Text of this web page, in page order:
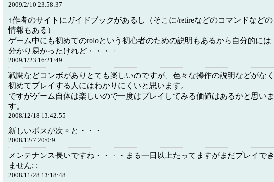
2009/2/10 23:58:37
↑作者のサイトにガイドブックがあるし（そこに/retireなどのコマンドなどの
情報もある）
ゲーム中にも初めてのroloという初心者のための説明もあるから自分的には
分かり易かったけれど・・・・
2009/1/23 16:21:49
戦闘などコンボがありとても楽しいのですが、色々な操作の説明などがなく
初めてプレイする人にはわかりにくいと思います。
ですがゲーム自体は楽しいので一度はプレイしてみる価値はあるかと思いま
す。
2008/12/18 13:42:55
新しいボスが次々と・・・
2008/12/7 20:0:9
メンテナンス長いですね・・・・まる一日以上たってますがまだプレイでき
ません; ;
2008/11/28 13:18:48